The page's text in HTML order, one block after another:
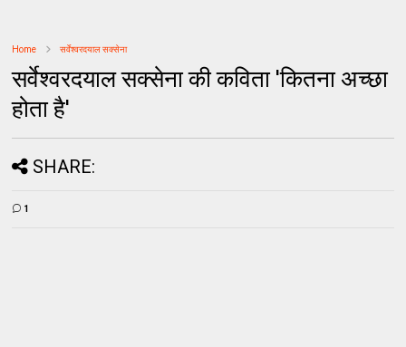
Home सर्वेश्वरदयाल सक्सेना
सर्वेश्वरदयाल सक्सेना की कविता 'कितना अच्छा
होता है'
SHARE:
1